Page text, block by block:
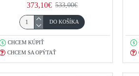
373,10€ 533,00€
DO KOŠÍKA
CHCEM KÚPIŤ
CHCEM SA OPÝTAŤ